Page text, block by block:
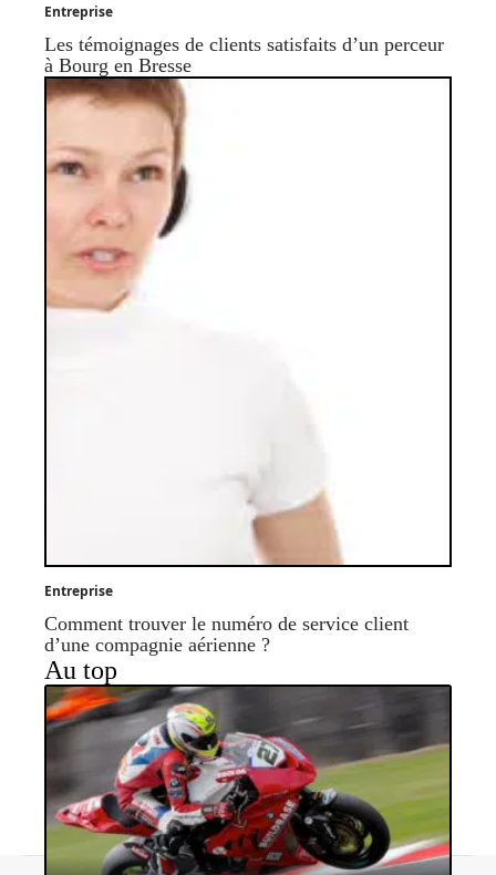
Entreprise
Les témoignages de clients satisfaits d’un perceur
à Bourg en Bresse
Entreprise
Comment trouver le numéro de service client
d’une compagnie aérienne ?
Au top